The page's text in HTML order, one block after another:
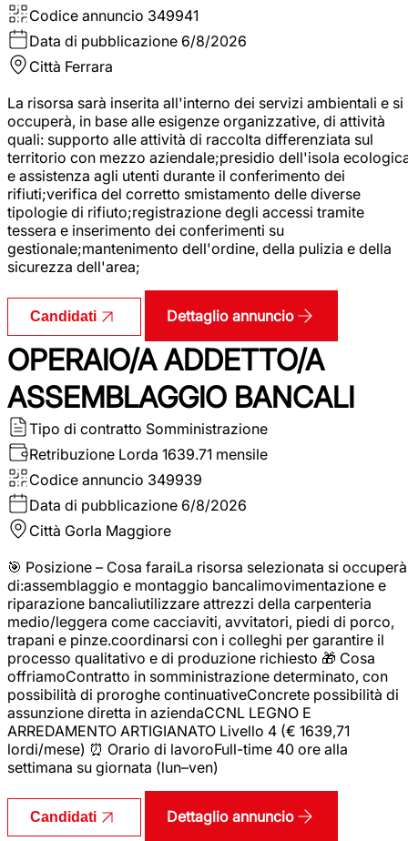
Codice annuncio 349941
Data di pubblicazione 6/8/2026
Città Ferrara
La risorsa sarà inserita all'interno dei servizi ambientali e si
occuperà, in base alle esigenze organizzative, di attività
quali: supporto alle attività di raccolta differenziata sul
territorio con mezzo aziendale;presidio dell'isola
e assistenza agli utenti durante il conferimento dei
rifiuti;verifica del corretto smistamento delle diverse
tipologie di rifiuto;registrazione degli accessi tramite
tessera e inserimento dei conferimenti su
gestionale;mantenimento dell'ordine, della pulizia e della
sicurezza dell'area;
Candidati Dettaglio annuncio
OPERAIO/A ADDETTO/A
ASSEMBLAGGIO BANCALI
Tipo di contratto Somministrazione
Retribuzione Lorda 1639.71 mensile
Codice annuncio 349939
Data di pubblicazione 6/8/2026
Città Gorla Maggiore
🎯 Posizione – Cosa faraiLa risorsa selezionata si occuperà
di:assemblaggio e montaggio bancalimovimentazione e
riparazione bancaliutilizzare attrezzi della carpenteria
medio/leggera come cacciaviti, avvitatori, piedi di porco,
trapani e pinze.coordinarsi con i colleghi per garantire il
processo qualitativo e di produzione richiesto 🎁 Cosa
offriamoContratto in somministrazione determinato, con
possibilità di proroghe continuativeConcrete possibilità di
assunzione diretta in aziendaCCNL LEGNO E
ARREDAMENTO ARTIGIANATO Livello 4 (€ 1639,71
lordi/mese) ⏰ Orario di lavoroFull-time 40 ore alla
settimana su giornata (lun–ven)
Candidati Dettaglio annuncio